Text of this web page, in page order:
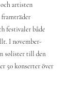
artisten
framträder
festivaler både
I november-
solister till den
50 konserter över